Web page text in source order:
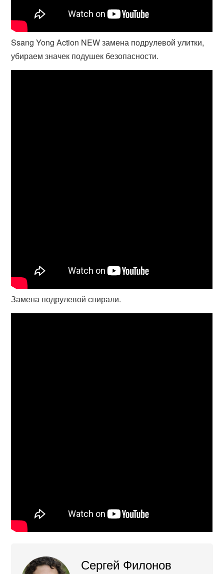
Ssang Yong Action NEW замена подрулевой улитки,
убираем значек подушек безопасности.
Замена подрулевой спирали.
Сергей Филонов